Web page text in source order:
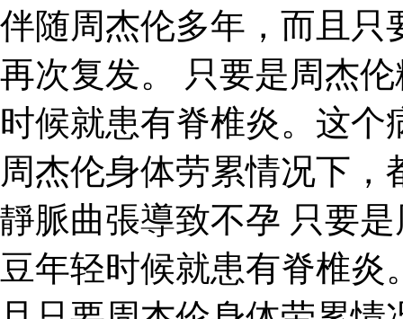
伴随周杰伦多年，而且只
再次复发。 只要是周杰
时候就患有脊椎炎。这
周杰伦身体劳累情况下
靜脈曲張導致不孕 只要
豆年轻时候就患有脊椎